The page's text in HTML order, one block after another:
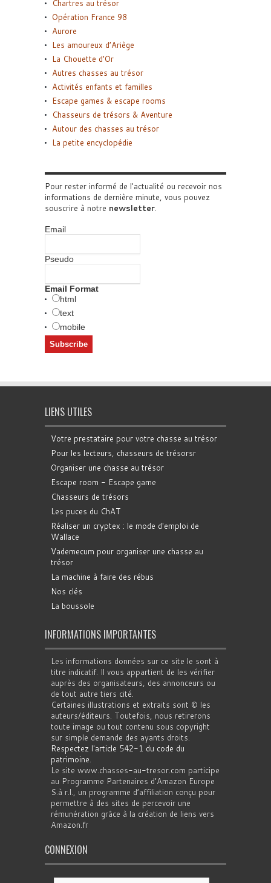
Chartres au trésor
Opération France 98
Aurore
Les amoureux d’Ariège
La Chouette d’Or
Autres chasses au trésor
Activités enfants et familles
Escape games & escape rooms
Chasseurs de trésors & Aventure
Autour des chasses au trésor
La petite encyclopédie
Pour rester informé de l'actualité ou recevoir nos
informations de dernière minute, vous pouvez
souscrire à notre newsletter.
Email
Pseudo
Email Format
html
text
mobile
LIENS UTILES
Votre prestataire pour votre chasse au trésor
Pour les lecteurs, chasseurs de trésorsr
Organiser une chasse au trésor
Escape room - Escape game
Chasseurs de trésors
Les puces du ChAT
Réaliser un cryptex : le mode d'emploi de
Wallace
Vademecum pour organiser une chasse au
trésor
La machine à faire des rébus
Nos clés
La boussole
INFORMATIONS IMPORTANTES
Les informations données sur ce site le sont à
titre indicatif. Il vous appartient de les vérifier
auprès des organisateurs, des annonceurs ou
de tout autre tiers cité.
Certaines illustrations et extraits sont © les
auteurs/éditeurs. Toutefois, nous retirerons
toute image ou tout contenu sous copyright
sur simple demande des ayants droits.
Respectez l'article 542-1 du code du
patrimoine.
Le site www.chasses-au-tresor.com participe
au Programme Partenaires d’Amazon Europe
S.à r.l., un programme d’affiliation conçu pour
permettre à des sites de percevoir une
rémunération grâce à la création de liens vers
Amazon.fr
CONNEXION